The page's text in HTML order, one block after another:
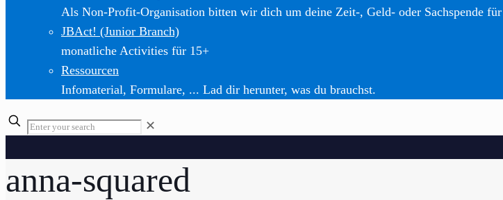
Als Non-Profit-Organisation bitten wir dich um deine Zeit-, Geld- oder Sachspende
JBAct! (Junior Branch)
monatliche Activities für 15+
Ressourcen
Infomaterial, Formulare, ... Lad dir herunter, was du brauchst.
✕
anna-squared